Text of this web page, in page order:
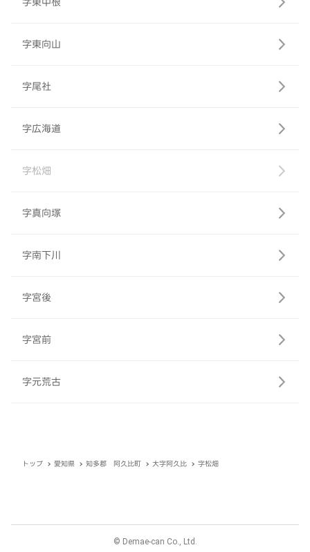
字東向山
字尾社
字広海道
字松畑
字真向塚
字南下川
字宮後
字宮前
字元荒古
トップ 愛知県 知多郡 阿久比町 大字阿久比 字松畑
© Demae-can Co., Ltd.